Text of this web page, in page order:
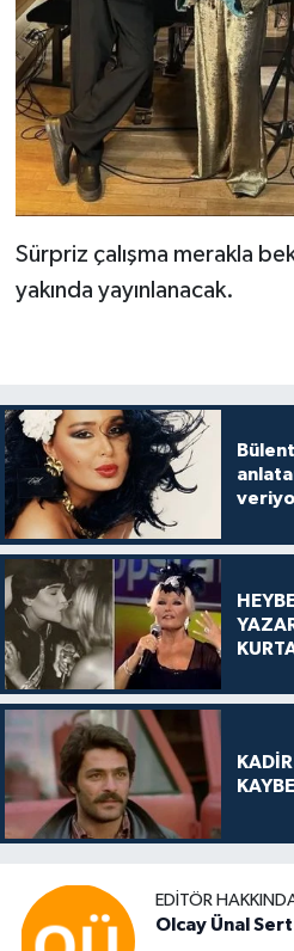
Sürpriz çalışma merakla
yakında yayınlanacak.
EDITÖR
Olcay Ünal Sert